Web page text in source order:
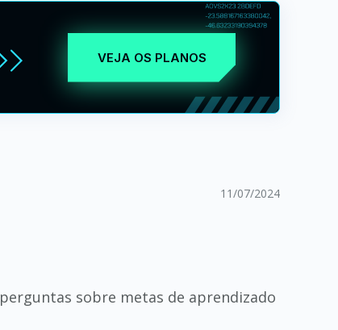
VEJA OS PLANOS
11/07/2024
sobre metas de aprendizado